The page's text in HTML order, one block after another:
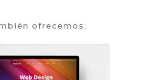
ofrecemos: